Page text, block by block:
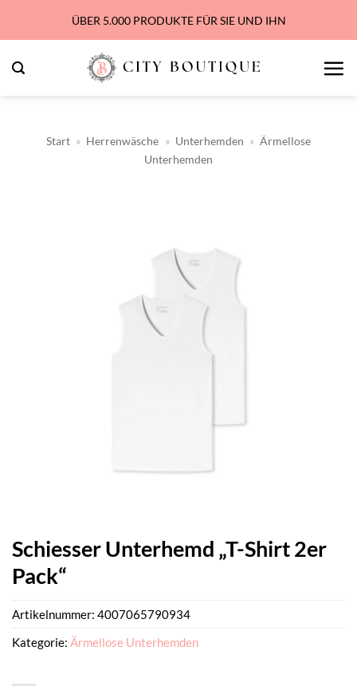
springen
ÜBER 5.000 PRODUKTE FÜR SIE UND IHN
Start » Herrenwäsche » Unterhemden » Ärmellose
Unterhemden
Schiesser Unterhemd „T-Shirt 2er
Pack“
Artikelnummer: 4007065790934
Kategorie: Ärmellose Unterhemden